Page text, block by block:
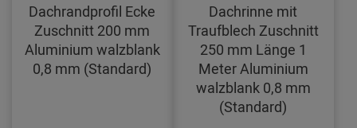
Dachrandprofil Ecke
Zuschnitt 200 mm
Aluminium walzblank
0,8 mm (Standard)
Dachrinne mit
Traufblech Zuschnitt
250 mm Länge 1
Meter Aluminium
walzblank 0,8 mm
(Standard)